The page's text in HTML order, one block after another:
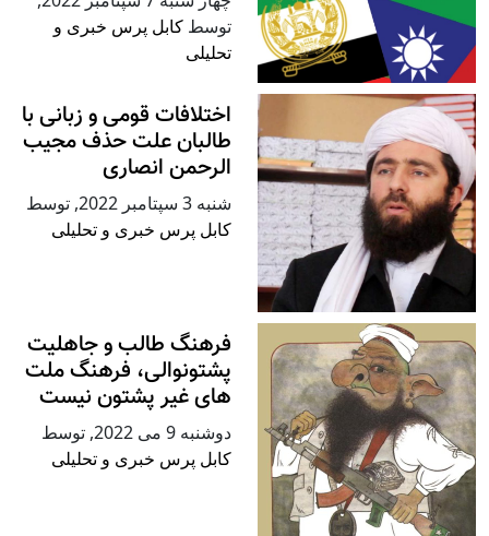
توسط کابل پرس خبری و
تحلیلی
اختلافات قومی و زبانی با
طالبان علت حذف مجیب
الرحمن انصاری
شنبه 3 سپتامبر 2022 , توسط
کابل پرس خبری و تحلیلی
فرهنگ طالب و جاهلیت
پشتونوالی، فرهنگ ملت
های غیر پشتون نیست
دوشنبه 9 می 2022 , توسط
کابل پرس خبری و تحلیلی